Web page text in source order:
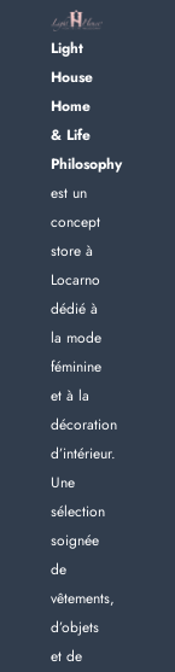
Light
House
Home
& Life
Philosophy
est un
concept
store à
Locarno
dédié à
la mode
féminine
et à la
décoration
d’intérieur.
Une
sélection
soignée
de
vêtements,
d’objets
et de